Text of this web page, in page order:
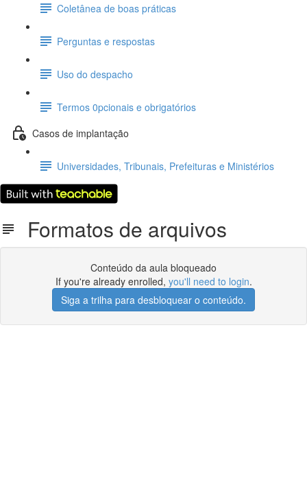
Coletânea de boas práticas
Perguntas e respostas
Uso do despacho
Termos 0pcionais e obrigatórios
Casos de implantação
Universidades, Tribunais, Prefeituras e Ministérios
Formatos de arquivos
Conteúdo da aula bloqueado
If you're already enrolled, you'll need to login.
Siga a trilha para desbloquear o conteúdo.